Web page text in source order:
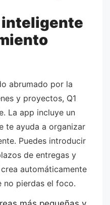
abrumado por la
y proyectos, Q1
La app incluye un
te ayuda a organizar
Puedes introducir
de entregas y
automáticamente
no pierdas el foco.